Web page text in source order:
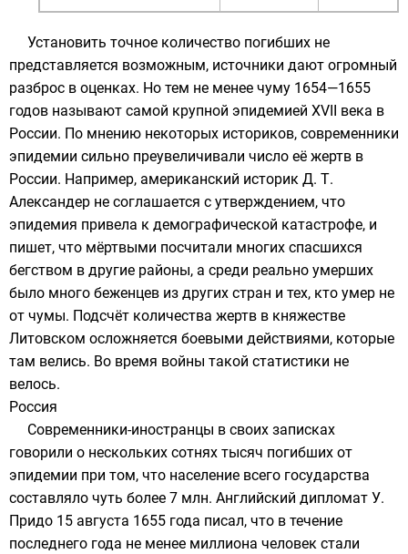
Установить точное количество погибших не
представляется возможным, источники дают огромный
разброс в оценках. Но тем не менее чуму 1654—1655
годов называют самой крупной эпидемией XVII века в
России. По мнению некоторых историков, современники
эпидемии сильно преувеличивали число её жертв в
России. Например, американский историк Д. Т.
Александер не соглашается с утверждением, что
эпидемия привела к демографической катастрофе, и
пишет, что мёртвыми посчитали многих спасшихся
бегством в другие районы, а среди реально умерших
было много беженцев из других стран и тех, кто умер не
от чумы. Подсчёт количества жертв в княжестве
Литовском осложняется боевыми действиями, которые
там велись. Во время войны такой статистики не
велось.
Россия
Современники-иностранцы в своих записках
говорили о нескольких сотнях тысяч погибших от
эпидемии при том, что население всего государства
составляло чуть более 7 млн. Английский дипломат У.
Придо 15 августа 1655 года писал, что в течение
последнего года не менее миллиона человек стали